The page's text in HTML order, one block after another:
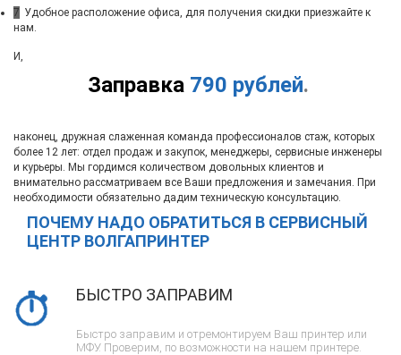
7 Удобное расположение офиса, для получения скидки приезжайте к
нам.
Заправка 790 рублей.
И,
наконец, дружная слаженная команда профессионалов стаж, которых
более 12 лет: отдел продаж и закупок, менеджеры, сервисные инженеры
и курьеры. Мы гордимся количеством довольных клиентов и
внимательно рассматриваем все Ваши предложения и замечания. При
необходимости обязательно дадим техническую консультацию.
ПОЧЕМУ НАДО ОБРАТИТЬСЯ В СЕРВИСНЫЙ
ЦЕНТР ВОЛГАПРИНТЕР
БЫСТРО ЗАПРАВИМ
Быстро заправим и отремонтируем Ваш принтер или
МФУ. Проверим, по возможности на нашем принтере.